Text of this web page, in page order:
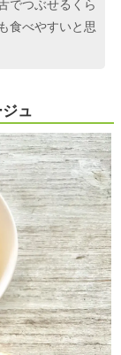
でつぶせるくら
食べやすいと思
ュ